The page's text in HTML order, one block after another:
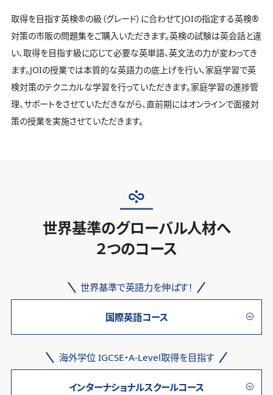
取得を目指す英検®️の級（グレード）に合わせてJOIの指定する英検®️
対策の市販の問題集をご購入いただきます。英検の試験は英会話と違
い、取得を目指す級に応じて必要な英単語、英文法の力が変わってき
ます。JOIの授業では本質的な英語力の底上げを行い、家庭学習で英
検対策のテクニカルな学習を行っていただきます。家庭学習の進捗管
理、サポートをさせていただきながら、直前期にはオンラインで面接対
策の授業を実施させていただきます。
世界基準のグローバル人材へ
２つのコース
世界基準で英語力を伸ばす！
国際英語コース
海外学位 IGCSE・A-Level取得を目指す
インターナショナルスクールコース